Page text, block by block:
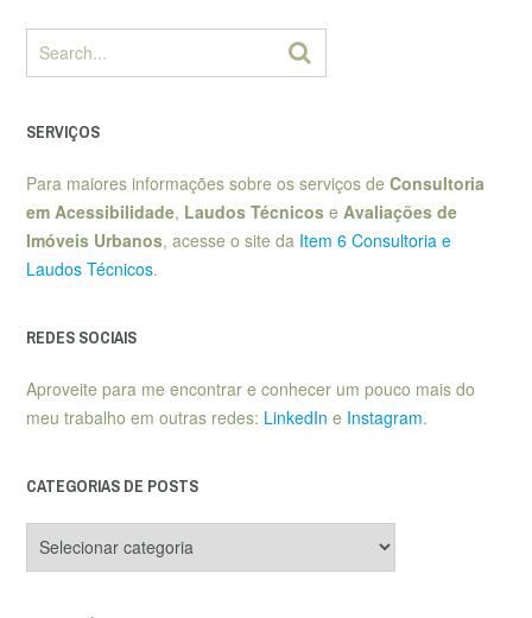
SERVIÇOS
Para maiores informações sobre os serviços de Consultoria
em Acessibilidade, Laudos Técnicos e Avaliações de
Imóveis Urbanos, acesse o site da Item 6 Consultoria e
Laudos Técnicos.
REDES SOCIAIS
Aproveite para me encontrar e conhecer um pouco mais do
meu trabalho em outras redes: LinkedIn e Instagram.
CATEGORIAS DE POSTS
de